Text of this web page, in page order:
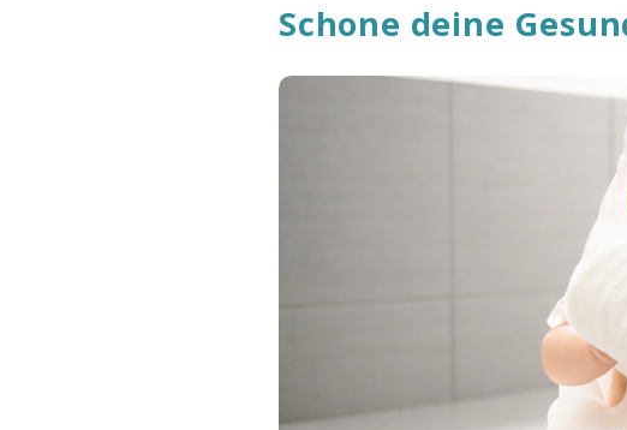
d
o
b
Schone deine